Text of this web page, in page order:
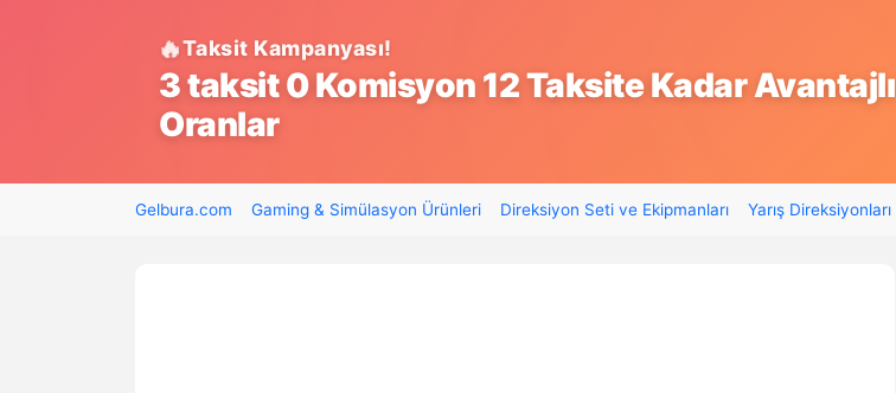
Taksit Kampanyası!
3 taksit 0 Komisyon 12 Taksite Kadar Avantajlı
Oranlar
Gelbura.com Gaming & Simülasyon Ürünleri Direksiyon Seti ve Ekipmanları Yarış Direksiyonları